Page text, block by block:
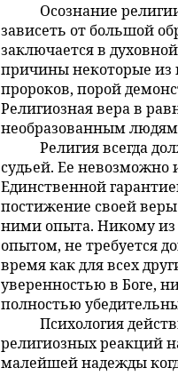
Осознание
зависеть от большой
заключается в
причины некоторые из
пророков, порой
Религиозная вера в
необразованным
Религия всегда
судьей. Ее невозможно
Единственной
постижение своей
ними опыта. Никому
опытом, не требуется
время как для всех
уверенностью в Боге,
полностью
Психология
религиозных реакций
малейшей надежды